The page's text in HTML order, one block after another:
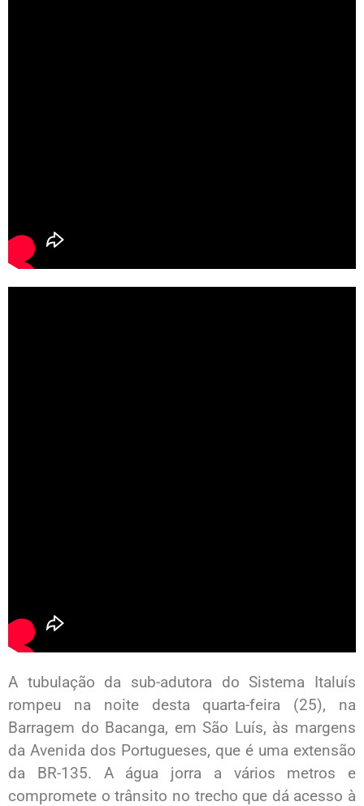
A tubulação da sub-adutora do Sistema Italuís
rompeu na noite desta quarta-feira (25), na
Barragem do Bacanga, em São Luís, às margens
da Avenida dos Portugueses, que é uma extensão
da BR-135. A água jorra a vários metros e
compromete o trânsito no trecho que dá acesso à